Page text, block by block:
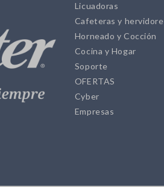
Licuadoras
Cafeteras y
Horneado y Cocción
Cocina y Hogar
Soporte
OFERTAS
Cyber
Empresas